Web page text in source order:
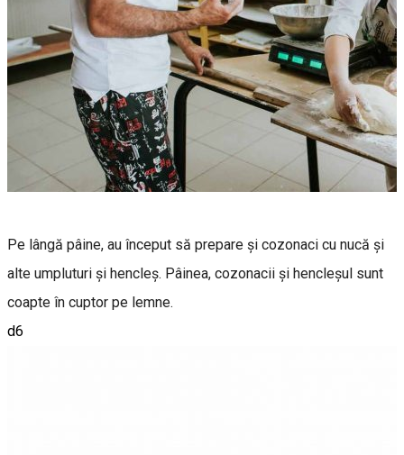
Pe lângă pâine, au început să prepare și cozonaci cu nucă și
alte umpluturi și hencleș. Pâinea, cozonacii și hencleșul sunt
coapte în cuptor pe lemne.
d6